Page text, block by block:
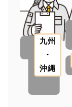
九州
・
沖縄